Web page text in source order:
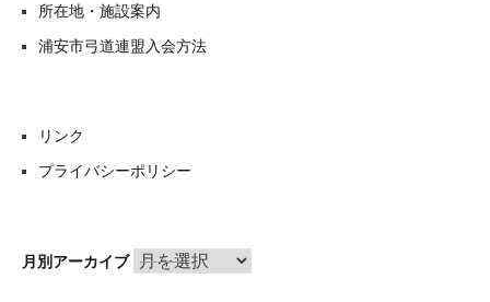
所在地・施設案内
浦安市弓道連盟入会方法
リンク
プライバシーポリシー
月別アーカイブ 月
別